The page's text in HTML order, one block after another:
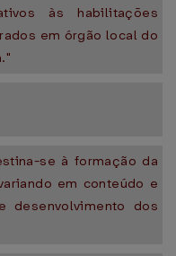
às habilitações
em órgão local do
se à formação da
em conteúdo e
desenvolvimento dos